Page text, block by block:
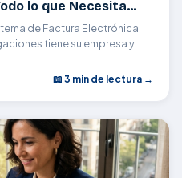
lo que Necesita
de Factura Electrónica
tiene su empresa y
📖 3 min de lectura →